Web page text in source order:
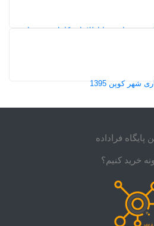
شهر اسیر با اطلاعات کامل سرشماری
کوپن 1395
پایگاه فراداده
خرید کنیم؟